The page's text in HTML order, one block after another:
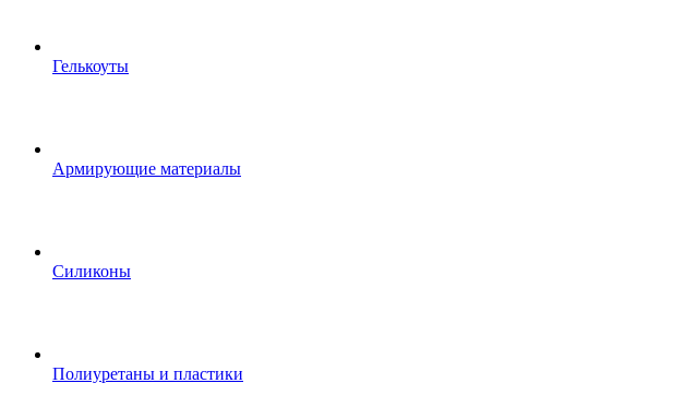
Гелькоуты
Армирующие материалы
Силиконы
Полиуретаны и пластики